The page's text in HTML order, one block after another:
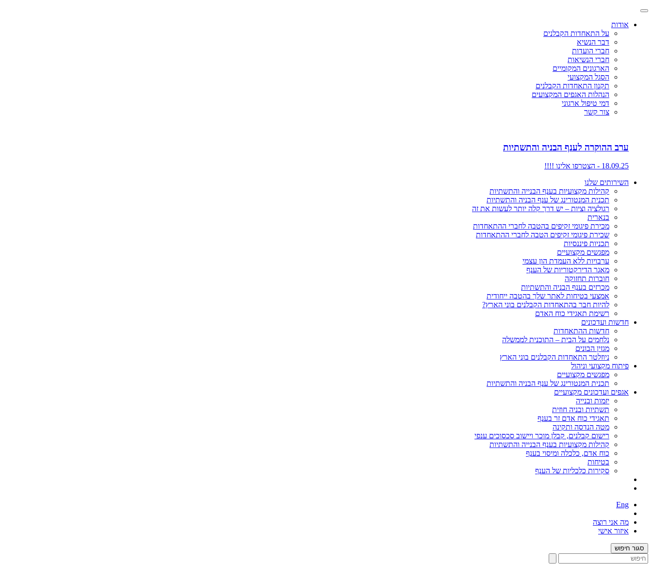
אודות
על התאחדות הקבלנים
דבר הנשיא
חברי הועדות
חברי הנשיאות
הארגונים המקומיים
הסגל המקצועי
תקנון התאחדות הקבלנים
הנהלות האגפים המקצועים
דמי טיפול ארגוני
צור קשר
ערב ההוקרה לענף הבניה והתשתיות
18.09.25 - הצטרפו אלינו !!!!
השירותים שלנו
קהילות מקצועיות בענף הבנייה והתשתיות
תכנית המנטורינג של ענף הבניה והתשתיות
רגולציה וציות – יש דרך קלה יותר לעשות את זה
בנארית
מכירת פיגומי זקיפים בהטבה לחברי ההתאחדות
שכירת פיגומי זקיפים הטבה לחברי ההתאחדות
תכניות פיננסיות
מפגשים מקצועיים
ערבויות ללא העמדת הון עצמי
מאגר הדירקטוריות של הענף
חוברות תחזוקה
מכרזים בענף הבניה והתשתיות
אמצעי בטיחות לאתר שלך בהטבה ייחודית
להיות חבר בהתאחדות הקבלנים בוני הארץ?
רשימת תאגידי כוח האדם
חדשות ועדכונים
חדשות ההתאחדות
נלחמים על הבית – התוכנית לממשלה
מגזין הבונים
ניוזלטר התאחדות הקבלנים בוני הארץ
פיתוח מקצועי וניהול
מפגשים מקצועיים
תכנית המנטורינג של ענף הבניה והתשתיות
אגפים ועדכונים מקצועיים
יזמות ובנייה
תשתיות ובניה חוזית
תאגידי כוח אדם זר בענף
מטה הנדסה ותקינה
רישום קבלנים, קבלן מוכר ויישוב סכסוכים ענפי
קהילות מקצועיות בענף הבנייה והתשתיות
כוח אדם, כלכלה ומיסוי בענף
בטיחות
סקירות כלכליות של הענף
Eng
מה אני רוצה
איזור אישי
סגור חיפוש